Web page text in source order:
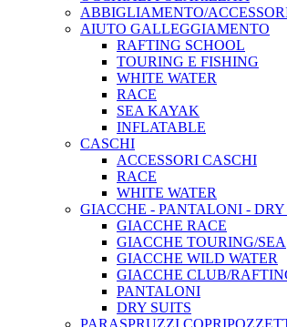
ABBIGLIAMENTO/
AIUTO GALLEGGIAMENTO
RAFTING SCHOOL
TOURING E FISHING
WHITE WATER
RACE
SEA KAYAK
INFLATABLE
CASCHI
ACCESSORI CASCHI
RACE
WHITE WATER
GIACCHE - PANTALONI - DRY
GIACCHE RACE
GIACCHE TOURING/SEA
GIACCHE WILD WATER
GIACCHE CLUB/
PANTALONI
DRY SUITS
PARASPRUZZI